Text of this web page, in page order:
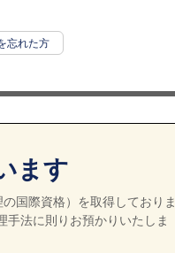
忘れた方
ます
国際資格）を取得しておりま
法に則りお預かりいたしま